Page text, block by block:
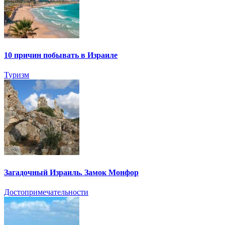
10 причин побывать в Израиле
Туризм
Загадочный Израиль. Замок Монфор
Достопримечательности